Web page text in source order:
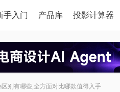
手入门 产品库 投影计算器
别有哪些,全方面对比哪款值得入手